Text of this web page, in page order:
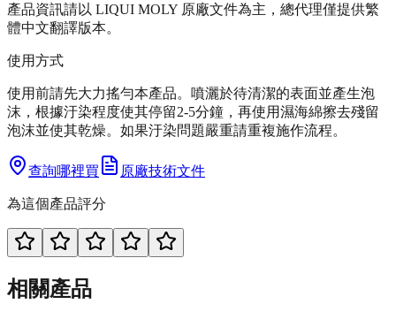
產品資訊請以 LIQUI MOLY 原廠文件為主，總代理僅提供繁
體中文翻譯版本。
使用方式
使用前請先大力搖勻本產品。噴灑於待清潔的表面並產生泡
沫，根據汙染程度使其停留2-5分鐘，再使用濕海綿擦去殘留
泡沫並使其乾燥。如果汙染問題嚴重請重複施作流程。
查詢哪裡買 原廠技術文件
為這個產品評分
相關產品